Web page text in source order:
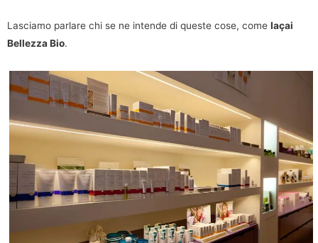
Lasciamo parlare chi se ne intende di queste cose, come Iaçai
Bellezza Bio.